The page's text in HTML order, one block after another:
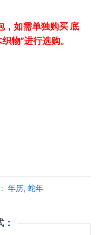
，如需单独购买 底
物”进行选购。
年历, 蛇年